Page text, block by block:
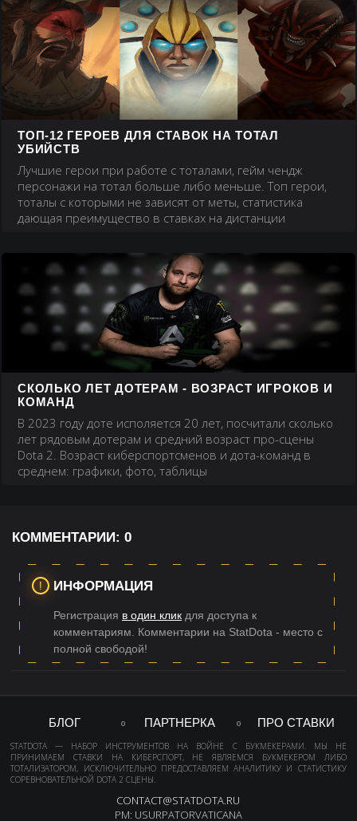
ТОП-12 ГЕРОЕВ ДЛЯ СТАВОК НА ТОТАЛ
УБИЙСТВ
Лучшие герои при работе с тоталами, гейм чендж
персонажи на тотал больше либо меньше. Топ герои,
тоталы с которыми не зависят от меты, статистика
дающая преимущество в ставках на дистанции
СКОЛЬКО ЛЕТ ДОТЕРАМ - ВОЗРАСТ ИГРОКОВ И
КОМАНД
В 2023 году доте исполяется 20 лет, посчитали сколько
лет рядовым дотерам и средний возраст про-сцены
Dota 2. Возраст киберспортсменов и дота-команд в
среднем: графики, фото, таблицы
КОММЕНТАРИИ: 0
ИНФОРМАЦИЯ
Регистрация в один клик для доступа к
комментариям. Комментарии на StatDota - место с
полной свободой!
БЛОГ ПАРТНЕРКА ПРО СТАВКИ
STATDOTA — НАБОР ИНСТРУМЕНТОВ НА ВОЙНЕ С БУКМЕКЕРАМИ. МЫ НЕ
ПРИНИМАЕМ СТАВКИ НА КИБЕРСПОРТ, НЕ ЯВЛЯЕМСЯ БУКМЕКЕРОМ ЛИБО
ТОТАЛИЗАТОРОМ, ИСКЛЮЧИТЕЛЬНО ПРЕДОСТАВЛЯЕМ АНАЛИТИКУ И СТАТИСТИКУ
СОРЕВНОВАТЕЛЬНОЙ DOTA 2 СЦЕНЫ.
CONTACT@STATDOTA.RU
PM: USURPATORVATICANA